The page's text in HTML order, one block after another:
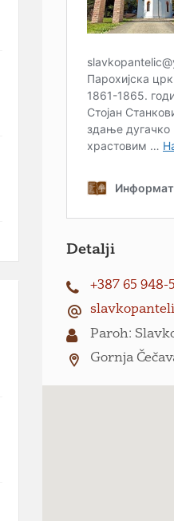
Detalji
+387 65 948-
Paroh:
Gornja